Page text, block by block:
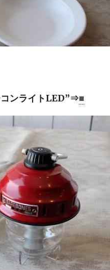
ンライトLED”⇒■